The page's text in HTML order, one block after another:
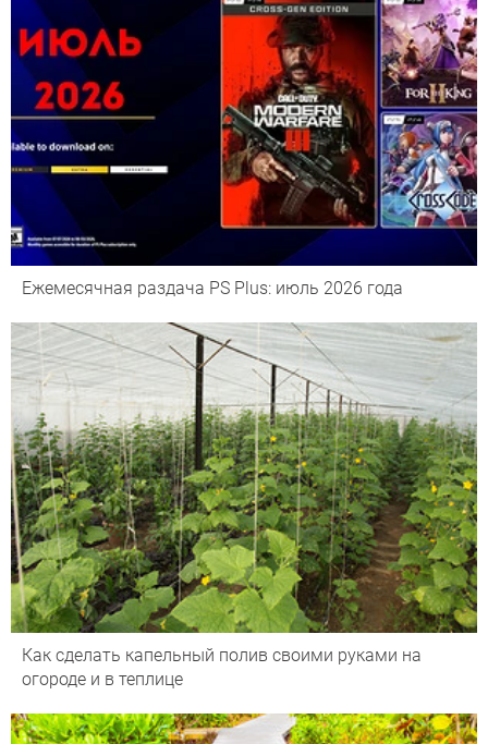
Ежемесячная раздача PS Plus: июль 2026 года
Как сделать капельный полив своими руками на
огороде и в теплице